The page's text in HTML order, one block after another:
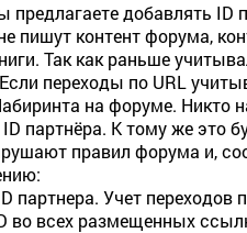
добавлять ID
контент форума,
Так как раньше
переходы по URL
на форуме. Никто
партнёра. К тому же это
правил форума и,
партнера. Учет переходов
во всех размещенных